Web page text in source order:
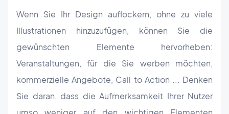
Wenn Sie Ihr Design auflockern, ohne zu viele
Illustrationen hinzuzufügen, können Sie die
gewünschten Elemente hervorheben:
Veranstaltungen, für die Sie werben möchten,
kommerzielle Angebote, Call to Action ... Denken
Sie daran, dass die Aufmerksamkeit Ihrer Nutzer